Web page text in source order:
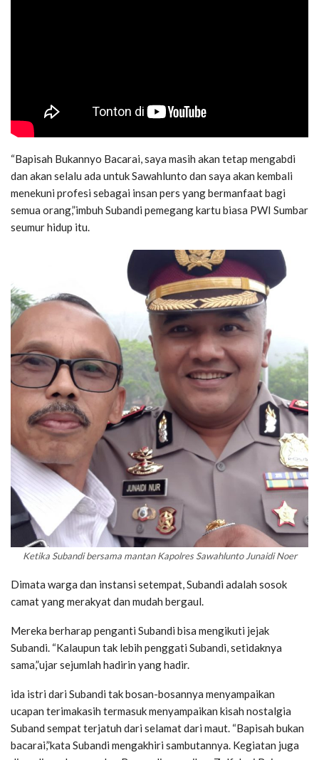
“Bapisah Bukannyo Bacarai, saya masih akan tetap mengabdi
dan akan selalu ada untuk Sawahlunto dan saya akan kembali
menekuni profesi sebagai insan pers yang bermanfaat bagi
semua orang,”imbuh Subandi pemegang kartu biasa PWI Sumbar
seumur hidup itu.
Ketika Subandi bersama mantan Kapolres Sawahlunto Junaidi Noer
Dimata warga dan instansi setempat, Subandi adalah sosok
camat yang merakyat dan mudah bergaul.
Mereka berharap penganti Subandi bisa mengikuti jejak
Subandi. “Kalaupun tak lebih penggati Subandi, setidaknya
sama,”ujar sejumlah hadirin yang hadir.
ida istri dari Subandi tak bosan-bosannya menyampaikan
ucapan terimakasih termasuk menyampaikan kisah nostalgia
Suband sempat terjatuh dari selamat dari maut. “Bapisah bukan
bacarai,”kata Subandi mengakhiri sambutannya. Kegiatan juga